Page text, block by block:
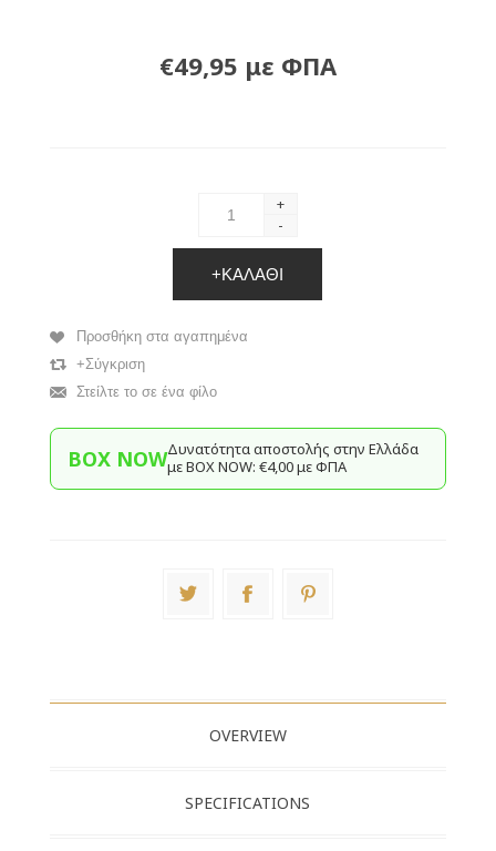
€49,95 με ΦΠΑ
+
-
+ΚΑΛΆΘΙ
Προσθήκη στα αγαπημένα
+Σύγκριση
Στείλτε το σε ένα φίλο
BOX NOWΔυνατότητα αποστολής στην Ελλάδα
με BΟΧ ΝOW: €4,00 με ΦΠΑ
OVERVIEW
SPECIFICATIONS